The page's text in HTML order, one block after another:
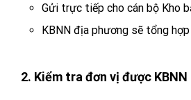
Gửi trực tiếp cho cán bộ Kho
KBNN địa phương sẽ tổng
2. Kiểm tra đơn vị được